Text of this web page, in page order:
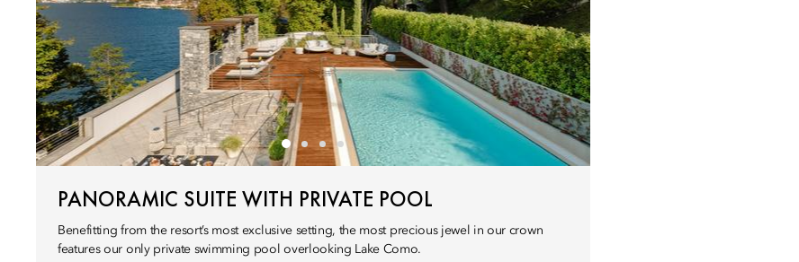
PANORAMIC SUITE WITH PRIVATE POOL
Benefitting from the resort’s most exclusive setting, the most precious jewel in our crown
features our only private swimming pool overlooking Lake Como.